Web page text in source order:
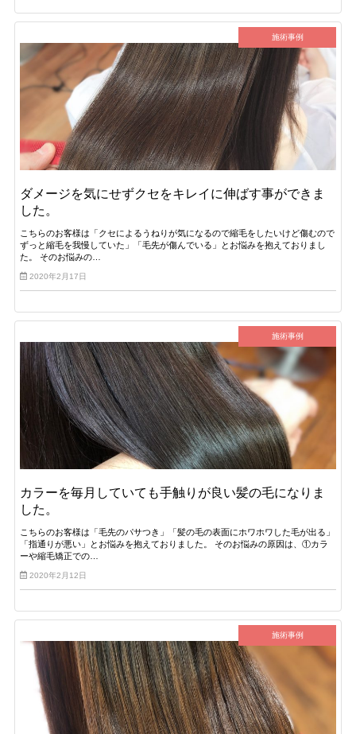
施術事例
ダメージを気にせずクセをキレイに伸ばす事ができま
した。
こちらのお客様は「クセによるうねりが気になるので縮毛をしたいけど傷むので
ずっと縮毛を我慢していた」「毛先が傷んでいる」とお悩みを抱えておりまし
た。 そのお悩みの…
2020年2月17日
施術事例
カラーを毎月していても手触りが良い髪の毛になりま
した。
こちらのお客様は「毛先のパサつき」「髪の毛の表面にホワホワした毛が出る」
「指通りが悪い」とお悩みを抱えておりました。 そのお悩みの原因は、①カラ
ーや縮毛矯正での…
2020年2月12日
施術事例